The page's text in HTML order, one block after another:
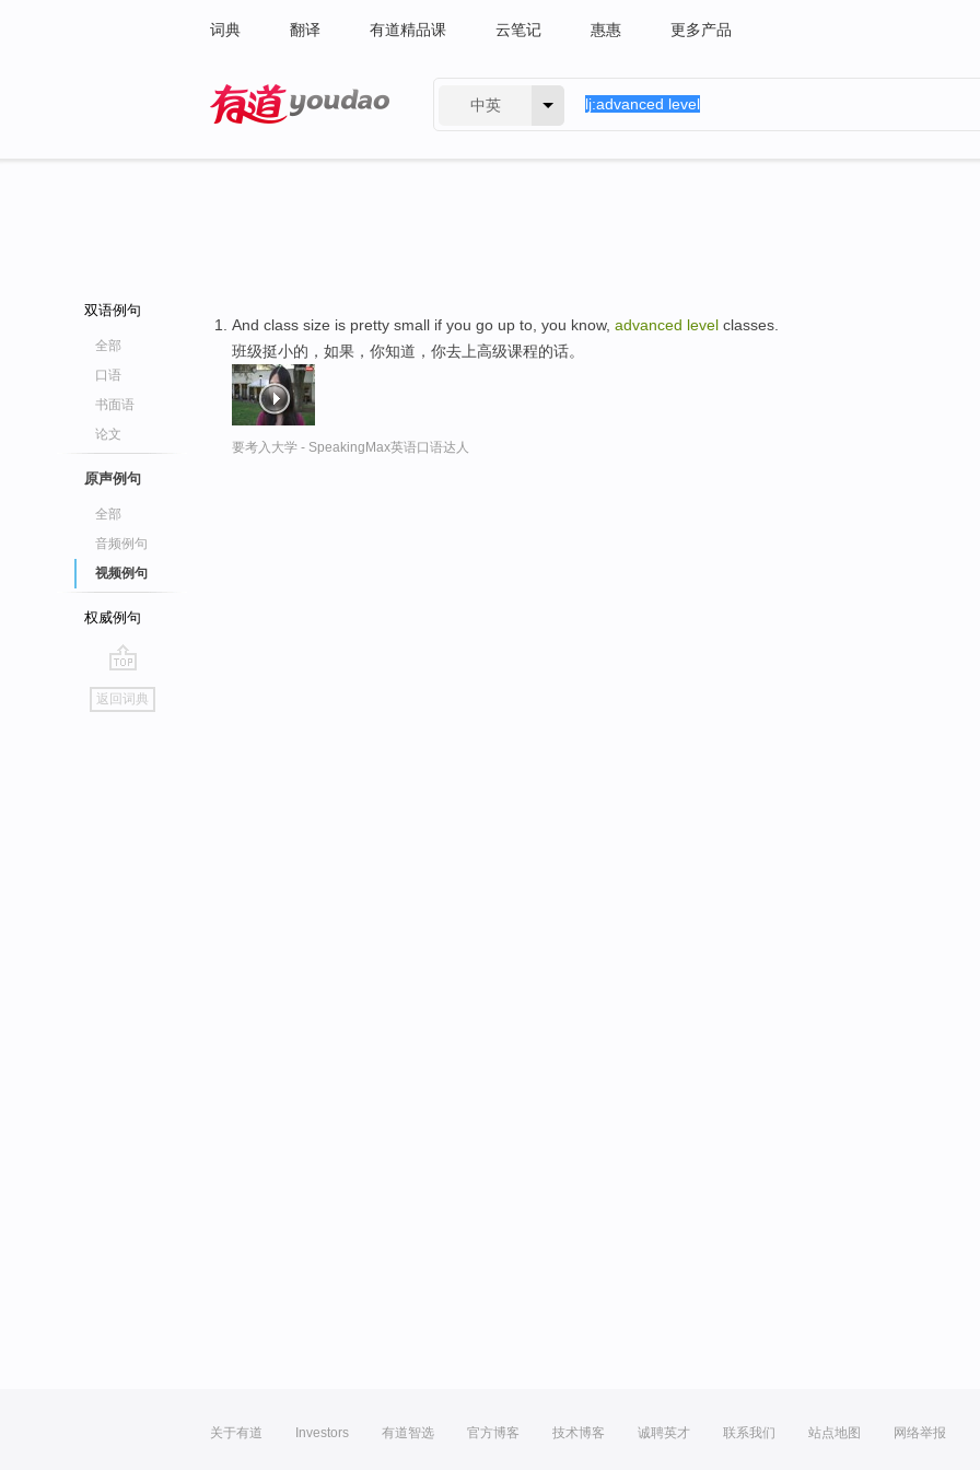
词典 翻译 有道精品课 云笔记 惠惠 更多产品
中英
双语例句
全部
口语
书面语
论文
原声例句
全部
音频例句
视频例句
权威例句
go
top
返回词典
And class size is pretty small if you go up to, you know, advanced level classes.
班级挺小的，如果，你知道，你去上高级课程的话。
要考入大学 - SpeakingMax英语口语达人
关于有道 Investors 有道智选 官方博客 技术博客 诚聘英才 联系我们 站点地图 网络举报